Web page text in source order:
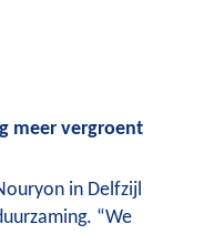
meer vergroent
in Delfzijl
“We